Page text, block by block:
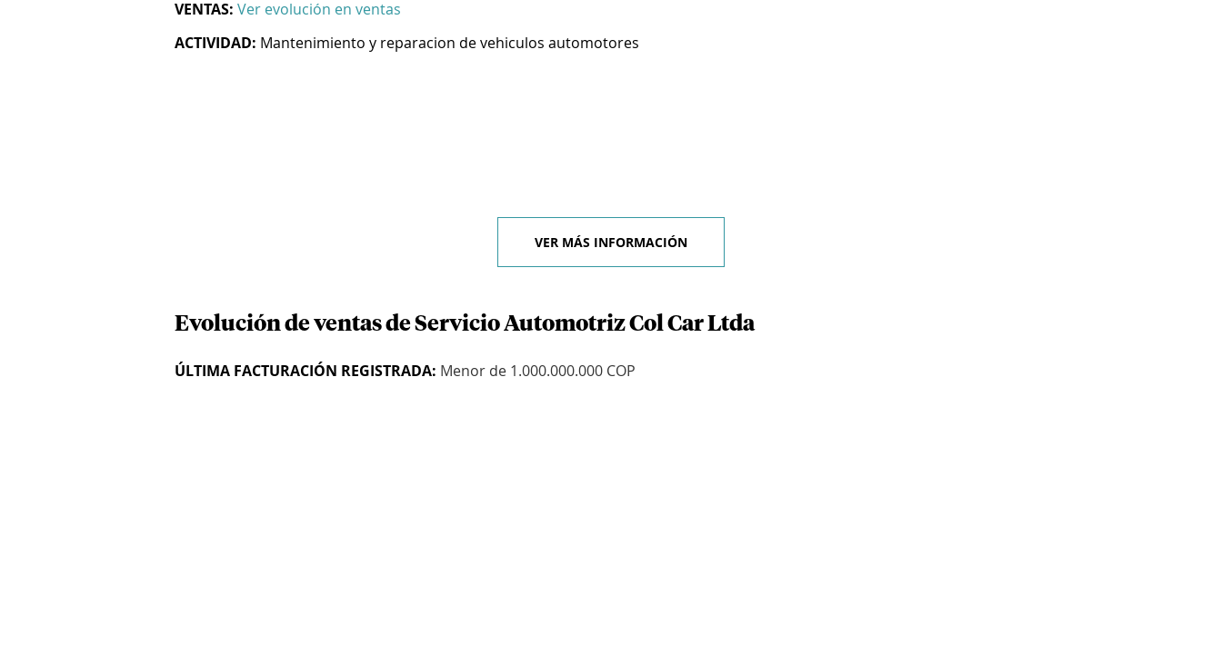
VENTAS: Ver evolución en ventas
ACTIVIDAD: Mantenimiento y reparacion de vehiculos automotores
VER MÁS INFORMACIÓN
Evolución de ventas de Servicio Automotriz Col Car Ltda
ÚLTIMA FACTURACIÓN REGISTRADA: Menor de 1.000.000.000 COP